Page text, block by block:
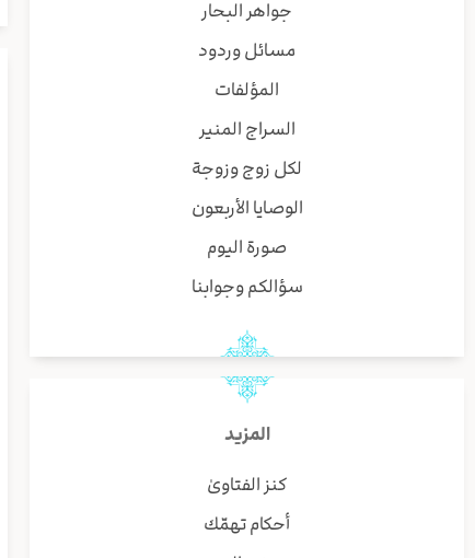
جواهر البحار
مسائل وردود
المؤلفات
السراج المنير
لكل زوج وزوجة
الوصايا الأربعون
صورة اليوم
سؤالكم وجوابنا
المزيد
كنز الفتاوىٰ
أحكام تهمّك